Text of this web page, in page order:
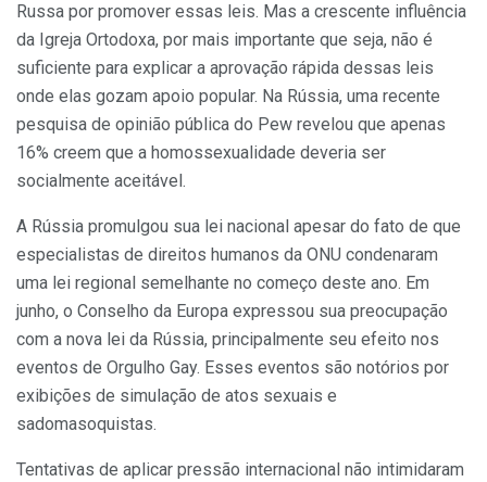
Russa por promover essas leis. Mas a crescente influência
da Igreja Ortodoxa, por mais importante que seja, não é
suficiente para explicar a aprovação rápida dessas leis
onde elas gozam apoio popular. Na Rússia, uma recente
pesquisa de opinião pública do Pew revelou que apenas
16% creem que a homossexualidade deveria ser
socialmente aceitável.
A Rússia promulgou sua lei nacional apesar do fato de que
especialistas de direitos humanos da ONU condenaram
uma lei regional semelhante no começo deste ano. Em
junho, o Conselho da Europa expressou sua preocupação
com a nova lei da Rússia, principalmente seu efeito nos
eventos de Orgulho Gay. Esses eventos são notórios por
exibições de simulação de atos sexuais e
sadomasoquistas.
Tentativas de aplicar pressão internacional não intimidaram